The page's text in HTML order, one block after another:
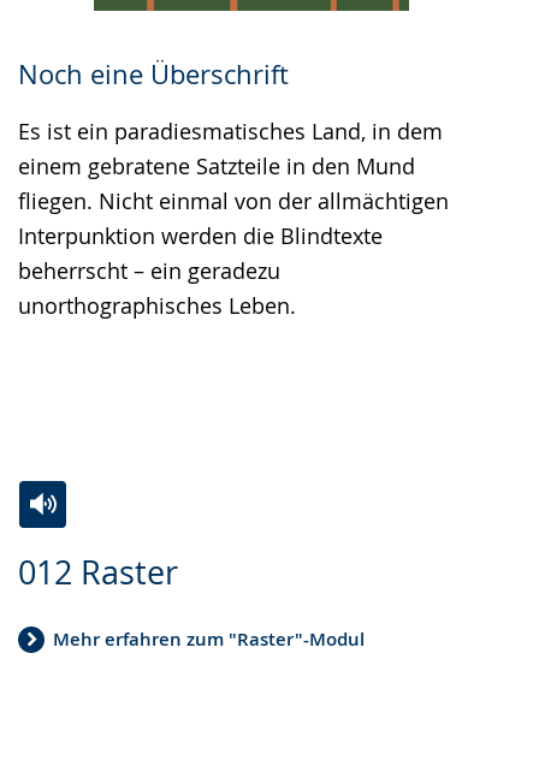
Noch eine Überschrift
Es ist ein paradiesmatisches Land, in dem
einem gebratene Satzteile in den Mund
fliegen. Nicht einmal von der allmächtigen
Interpunktion werden die Blindtexte
beherrscht – ein geradezu
unorthographisches Leben.
012 Raster
Mehr erfahren zum "Raster"-Modul
Leichten
wechseln.
Audio-
Video
Deutscher